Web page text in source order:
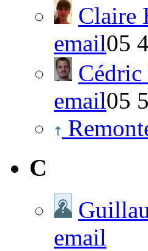
Claire
email05
email05
C
email